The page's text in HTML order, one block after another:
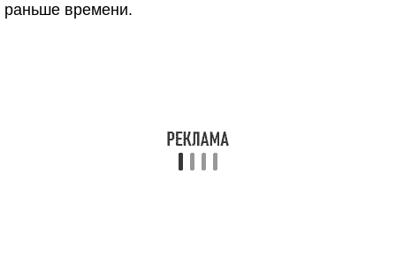
раньше времени.